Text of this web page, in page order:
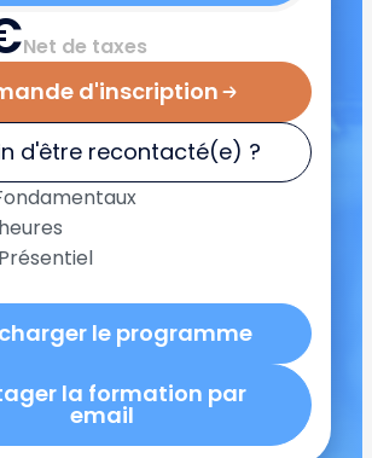
Net de taxes
d'inscription
d'être recontacté(e) ?
Présentiel
le programme
la formation par
email